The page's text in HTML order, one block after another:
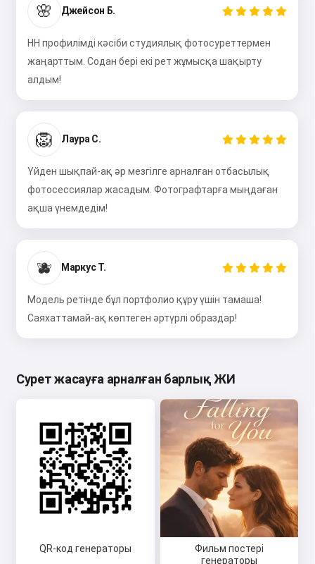
🌸 Джейсон Б.
HH профилімді кәсіби студиялық фотосуреттермен
жаңарттым. Содан бері екі рет жұмысқа шақырту
алдым!
🦁 Лаура С.
Үйден шықпай-ақ әр мезгілге арналған отбасылық
фотосессиялар жасадым. Фотографтарға мыңдаған
ақша үнемдедім!
🫐 Маркус Т.
Модель ретінде бұл портфолио құру үшін тамаша!
Саяхаттамай-ақ көптеген әртүрлі образдар!
Сурет жасауға арналған барлық ЖИ
QR-код генераторы
Фильм постері
генераторы